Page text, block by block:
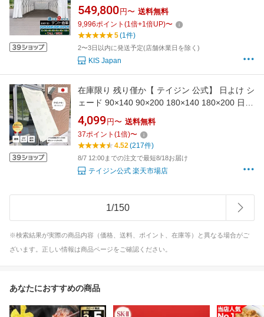
場 プレハブ 物置 資材置き場 仮設テント ガレー
ジ イベント
549,800 円〜 送料無料
9,996ポイント (1倍+1倍UP)〜
5(1件)
2〜3日以内に発送予定(店舗休業日を除く)
KIS Japan
在庫限り 残り僅か【 テイジン 公式】 日よけ シ
ェード 90×140 90×200 180×140 180×200 日射
熱 紫外線 はっ水 遮熱 撥水 テイジン製 ポリエ
ステル糸使用 安心 UV カット おしゃれ 明るい
サンシェード サンストップ テラス 目隠し 窓 屋
4,099 円〜 送料無料
37ポイント (1倍)〜
4.52(217件)
8/7 12:00までの注文で最短8/18お届け
テイジン公式 楽天市場店
1/150
※検索結果が実際の商品内容（価格、送料、ポイント、在庫等）と異なる場合がご
ざいます。正しい情報は商品ページをご確認ください。
あなたにおすすめの商品